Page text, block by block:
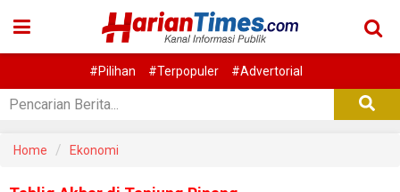
#Pilihan #Terpopuler #Advertorial
Home Ekonomi